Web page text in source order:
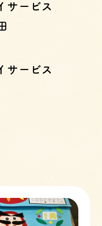
サービス
サービス